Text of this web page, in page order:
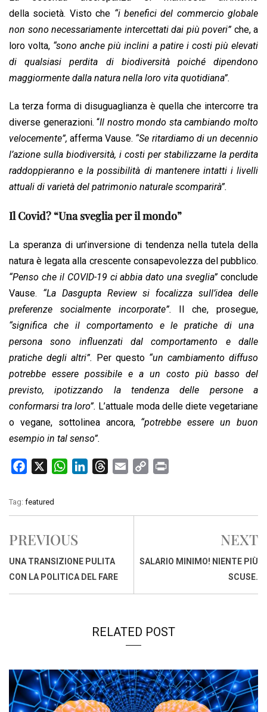
della società. Visto che “i benefici del commercio globale
non sono necessariamente intercettati dai più poveri”che, a
loro volta, “sono anche più inclini a patire i costi più elevati
di qualsiasi perdita di biodiversità poiché dipendono
maggiormente dalla natura nella loro vita quotidiana”.
La terza forma di disuguaglianza è quella che intercorre tra
diverse generazioni. “Il nostro mondo sta cambiando molto
velocemente”, afferma Vause. “Se ritardiamo di un decennio
l’azione sulla biodiversità, i costi per stabilizzarne la perdita
raddoppieranno e la possibilità di mantenere intatti i livelli
attuali di varietà del patrimonio naturale scomparirà”.
Il Covid? “Una sveglia per il mondo”
La speranza di un’inversione di tendenza nella tutela della
natura è legata alla crescente consapevolezza del pubblico.
“Penso che il COVID-19 ci abbia dato una sveglia”conclude
Vause. “La Dasgupta Review si focalizza sull’idea delle
preferenze socialmente incorporate”. Il che, prosegue,
“significa che il comportamento e le pratiche di una
persona sono influenzati dal comportamento e dalle
pratiche degli altri”.
Per questo “un cambiamento diffuso
potrebbe essere possibile e a un costo più basso del
previsto, ipotizzando la tendenza delle persone a
conformarsi tra loro”. L’attuale moda delle diete vegetariane
o vegane, sottolinea ancora, “potrebbe essere un buon
esempio in tal senso”.
c
e
o
o
k
W
t
A
p
p
k
I
n
e
s
i
y
n
n
Tag: featured
PREVIOUS
UNA TRANSIZIONE PULITA
CON LA POLITICA DEL FARE
NEXT
SALARIO MINIMO! NIENTE PIÙ
SCUSE.
RELATED POST